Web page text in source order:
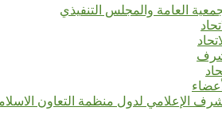
العامة والمجلس التنفيذي
الإعلامي لدول منظمة التعاون